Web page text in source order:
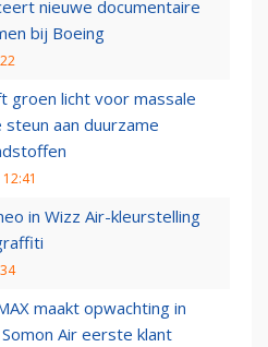
nieuwe documentaire
bij Boeing
groen licht voor massale
aan duurzame
in Wizz Air-kleurstelling
maakt opwachting in
Air eerste klant